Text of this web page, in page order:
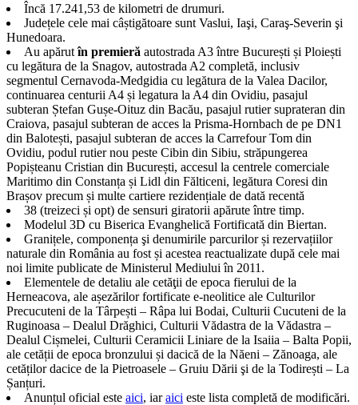
Încă 17.241,53 de kilometri de drumuri.
Județele cele mai câștigătoare sunt Vaslui, Iaşi, Caraş-Severin şi
Hunedoara.
Au apărutîn premieră autostrada A3 între București și Ploiești
cu legătura de la Snagov, autostrada A2 completă, inclusiv
segmentul Cernavoda-Medgidia cu legătura de la Valea Dacilor,
continuarea centurii A4 și legatura la A4 din Ovidiu, pasajul
subteran Ștefan Gușe-Oituz din Bacău, pasajul rutier suprateran din
Craiova, pasajul subteran de acces la Prisma-Hornbach de pe DN1
din Balotești, pasajul subteran de acces la Carrefour Tom din
Ovidiu, podul rutier nou peste Cibin din Sibiu, străpungerea
Popișteanu Cristian din București, accesul la centrele comerciale
Maritimo din Constanța și Lidl din Fălticeni, legătura Coresi din
Brașov precum și multe cartiere rezidențiale de dată recentă
38 (treizeci și opt) de sensuri giratorii apărute între timp.
Modelul 3D cu Biserica Evanghelică Fortificată din Biertan.
Granițele, componența şi denumirile parcurilor și rezervațiilor
naturale din România au fost și acestea reactualizate după cele mai
noi limite publicate de Ministerul Mediului în 2011.
Elementele de detaliu ale cetăţii de epoca fierului de la
Herneacova, ale așezărilor fortificate e-neolitice ale Culturilor
Precucuteni de la Târpești – Râpa lui Bodai, Culturii Cucuteni de la
Ruginoasa – Dealul Drăghici, Culturii Vădastra de la Vădastra –
Dealul Cișmelei, Culturii Ceramicii Liniare de la Isaiia – Balta Popii,
ale cetății de epoca bronzului și dacică de la Năeni – Zănoaga, ale
cetăților dacice de la Pietroasele – Gruiu Dării şi de la Todirești – La
Șanțuri.
Anunțul oficial este aici, iaraici este lista completă de modificări.